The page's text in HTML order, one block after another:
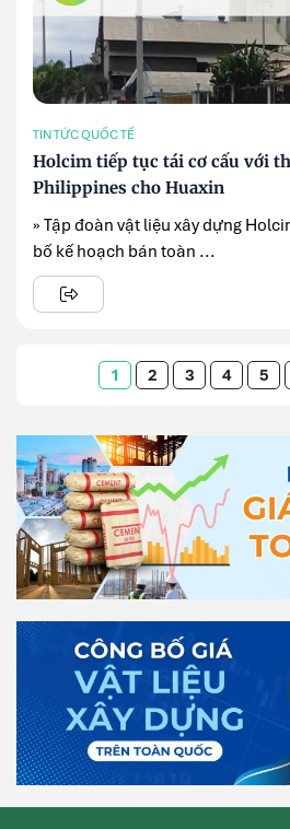
TIN TỨC QUỐC TẾ
Holcim tiếp tục tái cơ cấu với
Philippines cho Huaxin
» Tập đoàn vật liệu xây dựng
bố kế hoạch bán toàn ...
1 2 3 4 5